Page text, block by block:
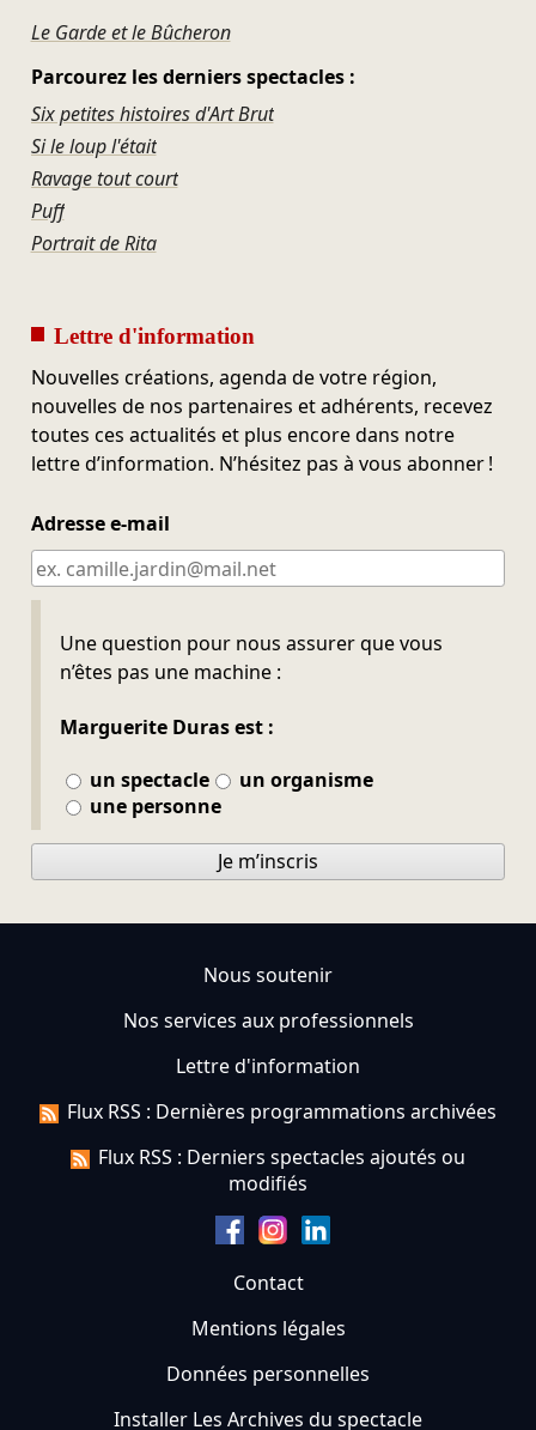
Le Garde et le Bûcheron
Parcourez les derniers spectacles :
Six petites histoires d'Art Brut
Si le loup l'était
Ravage tout court
Puff
Portrait de Rita
Lettre d'information
Nouvelles créations, agenda de votre région,
nouvelles de nos partenaires et adhérents, recevez
toutes ces actualités et plus encore dans notre
lettre d’information. N’hésitez pas à vous abonner !
Adresse e-mail
Une question pour nous assurer que vous
n’êtes pas une machine :
Marguerite Duras est :
un spectacle
un organisme
une personne
Ne pas remplir
Je m’inscris
Nous soutenir
Nos services aux professionnels
Lettre d'information
Flux RSS : Dernières programmations archivées
Flux RSS : Derniers spectacles ajoutés ou
modifiés
Contact
Mentions légales
Données personnelles
Installer Les Archives du spectacle